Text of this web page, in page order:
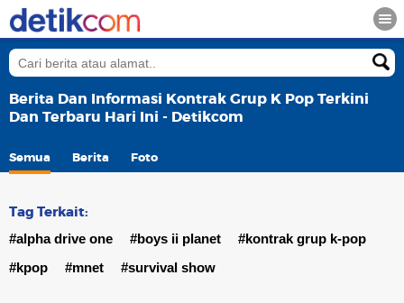
Berita Dan Informasi Kontrak Grup K Pop Terkini
Dan Terbaru Hari Ini - Detikcom
Semua Berita Foto
Tag Terkait:
#alpha drive one #boys ii planet
#kontrak grup k-pop
#kpop
#mnet #survival show